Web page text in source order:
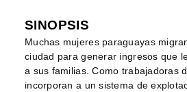
SINOPSIS
Muchas mujeres paraguayas
ciudad para generar ingresos que
a sus familias. Como trabajadoras
incorporan a un sistema de